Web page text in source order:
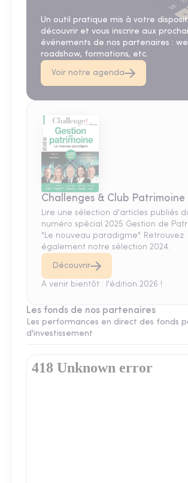
Un outil pratique mis à votre
découvrir et vous inscrire aux
événements de nos partenaires :
roadshow, formations, etc.
Voir notre agenda
Challenges & Club Patrimoine
Lire une sélection d'articles publiés
numéro spécial 2025 Gestion de
"Le nouveau paradigme". Retrouvez
également notre sélection 2024.
Découvrir
A venir bientôt : l'édition 2026 !
Les fonds de nos partenaires
Les performances en direct des fonds
d'investissement